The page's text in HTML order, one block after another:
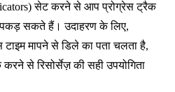
सेट करने से आप प्रोग्रेस ट्रैक
सकते हैं। उदाहरण के लिए,
टाइम मापने से डिले का पता चलता है,
से रिसोर्सेज़ की सही उपयोगिता